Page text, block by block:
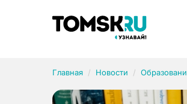
Главная Новости
Рубрики